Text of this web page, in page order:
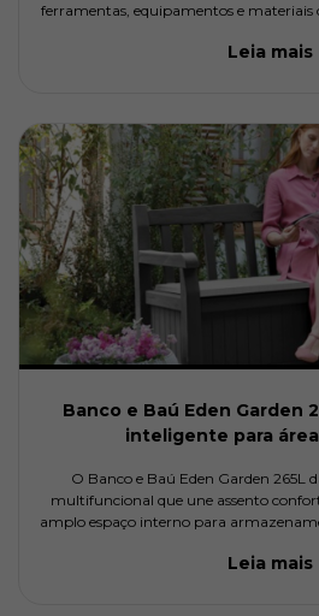
ferramentas, equipamentos e materiais
durabilida
Leia mais
Banco e Baú Eden Garden
inteligente para
O Banco e Baú Eden Garden 265L
multifuncional que une assento
amplo espaço interno para
acessórios de jardim, almofadas e itens
Leia mais